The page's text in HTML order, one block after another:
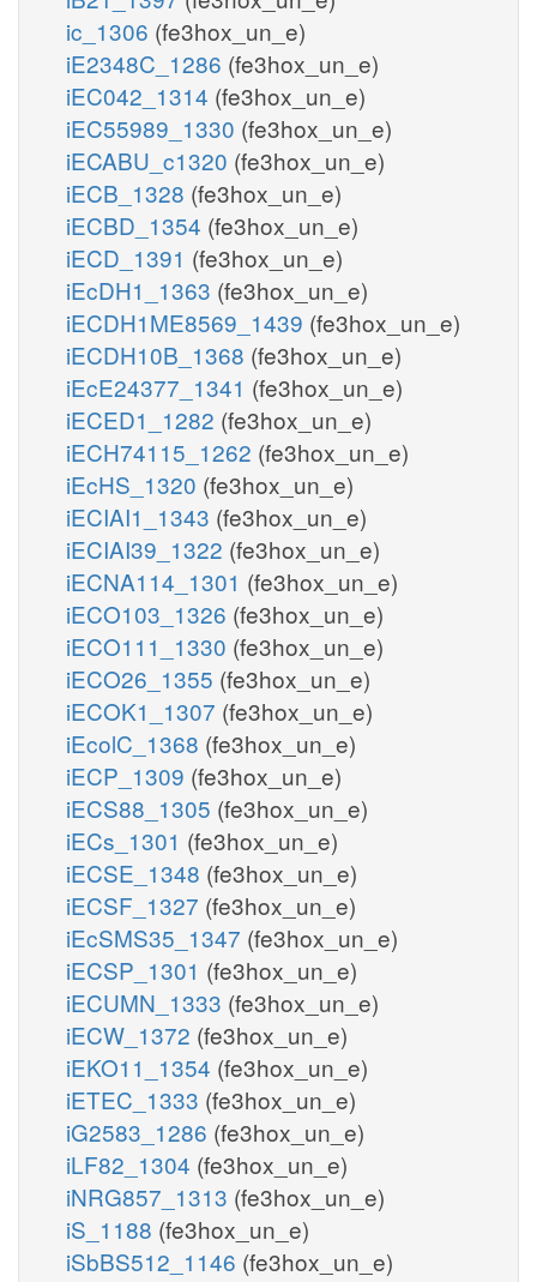
ic_1306 (fe3hox_un_e)
iE2348C_1286 (fe3hox_un_e)
iEC042_1314 (fe3hox_un_e)
iEC55989_1330 (fe3hox_un_e)
iECABU_c1320 (fe3hox_un_e)
iECB_1328 (fe3hox_un_e)
iECBD_1354 (fe3hox_un_e)
iECD_1391 (fe3hox_un_e)
iEcDH1_1363 (fe3hox_un_e)
iECDH1ME8569_1439 (fe3hox_un_e)
iECDH10B_1368 (fe3hox_un_e)
iEcE24377_1341 (fe3hox_un_e)
iECED1_1282 (fe3hox_un_e)
iECH74115_1262 (fe3hox_un_e)
iEcHS_1320 (fe3hox_un_e)
iECIAI1_1343 (fe3hox_un_e)
iECIAI39_1322 (fe3hox_un_e)
iECNA114_1301 (fe3hox_un_e)
iECO103_1326 (fe3hox_un_e)
iECO111_1330 (fe3hox_un_e)
iECO26_1355 (fe3hox_un_e)
iECOK1_1307 (fe3hox_un_e)
iEcolC_1368 (fe3hox_un_e)
iECP_1309 (fe3hox_un_e)
iECS88_1305 (fe3hox_un_e)
iECs_1301 (fe3hox_un_e)
iECSE_1348 (fe3hox_un_e)
iECSF_1327 (fe3hox_un_e)
iEcSMS35_1347 (fe3hox_un_e)
iECSP_1301 (fe3hox_un_e)
iECUMN_1333 (fe3hox_un_e)
iECW_1372 (fe3hox_un_e)
iEKO11_1354 (fe3hox_un_e)
iETEC_1333 (fe3hox_un_e)
iG2583_1286 (fe3hox_un_e)
iLF82_1304 (fe3hox_un_e)
iNRG857_1313 (fe3hox_un_e)
iS_1188 (fe3hox_un_e)
iSbBS512_1146 (fe3hox_un_e)